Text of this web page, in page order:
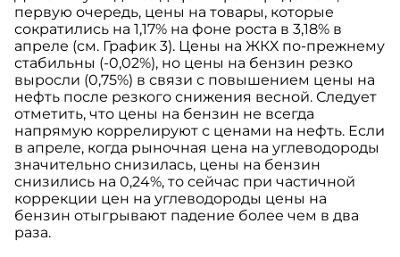
первую очередь, цены на товары, которые
сократились на 1,17% на фоне роста в 3,18% в
апреле (см. График 3). Цены на ЖКХ по-прежнему
стабильны (-0,02%), но цены на бензин резко
выросли (0,75%) в связи с повышением цены на
нефть после резкого снижения весной. Следует
отметить, что цены на бензин не всегда
напрямую коррелируют с ценами на нефть. Если
в апреле, когда рыночная цена на углеводороды
значительно снизилась, цены на бензин
снизились на 0,24%, то сейчас при частичной
коррекции цен на углеводороды цены на
бензин отыгрывают падение более чем в два
раза.